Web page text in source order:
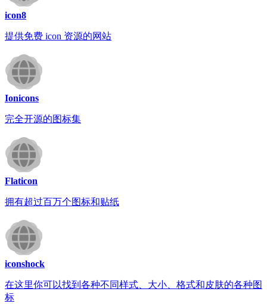
icon8
提供免费 icon 资源的网站
Ionicons
完全开源的图标集
Flaticon
拥有超过百万个图标和贴纸
iconshock
在这里你可以找到各种不同样式、大小、格式和皮肤的各种图
标